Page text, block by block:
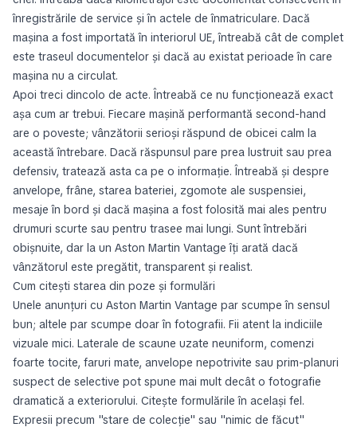
înregistrările de service și în actele de înmatriculare. Dacă
mașina a fost importată în interiorul UE, întreabă cât de complet
este traseul documentelor și dacă au existat perioade în care
mașina nu a circulat.
Apoi treci dincolo de acte. Întreabă ce nu funcționează exact
așa cum ar trebui. Fiecare mașină performantă second-hand
are o poveste; vânzătorii serioși răspund de obicei calm la
această întrebare. Dacă răspunsul pare prea lustruit sau prea
defensiv, tratează asta ca pe o informație. Întreabă și despre
anvelope, frâne, starea bateriei, zgomote ale suspensiei,
mesaje în bord și dacă mașina a fost folosită mai ales pentru
drumuri scurte sau pentru trasee mai lungi. Sunt întrebări
obișnuite, dar la un Aston Martin Vantage îți arată dacă
vânzătorul este pregătit, transparent și realist.
Cum citești starea din poze și formulări
Unele anunțuri cu Aston Martin Vantage par scumpe în sensul
bun; altele par scumpe doar în fotografii. Fii atent la indiciile
vizuale mici. Laterale de scaune uzate neuniform, comenzi
foarte tocite, faruri mate, anvelope nepotrivite sau prim-planuri
suspect de selective pot spune mai mult decât o fotografie
dramatică a exteriorului. Citește formulările în același fel.
Expresii precum "stare de colecție" sau "nimic de făcut"